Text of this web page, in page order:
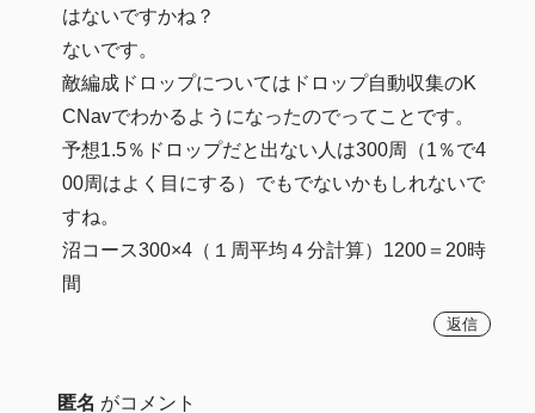
はないですかね？
ないです。
敵編成ドロップについてはドロップ自動収集のK
CNavでわかるようになったのでってことです。
予想1.5％ドロップだと出ない人は300周（1％で4
00周はよく目にする）でもでないかもしれないで
すね。
沼コース300×4（１周平均４分計算）1200＝20時
間
返信
匿名 がコメント